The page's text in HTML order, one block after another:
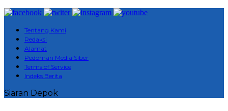
Tentang Kami
Redaksi
Alamat
Pedoman Media Siber
Terms of Service
Indeks Berita
Siaran Depok